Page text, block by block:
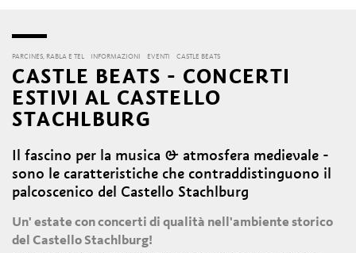
PARCINES, RABLA E TEL INFORMAZIONI EVENTI CASTLE BEATS
CASTLE BEATS - CONCERTI
ESTIVI AL CASTELLO
STACHLBURG
Il fascino per la musica & atmosfera medievale -
sono le caratteristiche che contraddistinguono il
palcoscenico del Castello Stachlburg
Un' estate con concerti di qualità nell'ambiente storico
del Castello Stachlburg!